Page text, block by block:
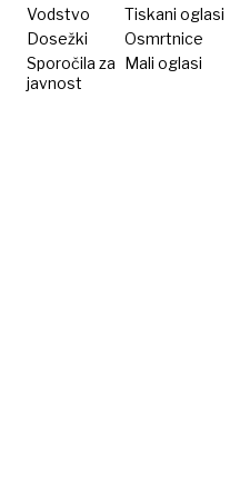
Vodstvo
Dosežki
Sporočila za
javnost
Tiskani oglasi
Osmrtnice
Mali oglasi